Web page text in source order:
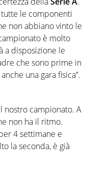
le componenti
non abbiano vinto le
è molto
a disposizione le
che sono prime in
una gara fisica”.
nostro campionato. A
non ha il ritmo.
4 settimane e
la seconda, è già